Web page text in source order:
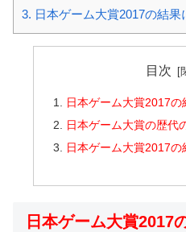
3. 日本ゲーム大賞2017の結果
目次
日本ゲーム大賞2017の
日本ゲーム大賞の歴代
日本ゲーム大賞2017の
日本ゲーム大賞2017